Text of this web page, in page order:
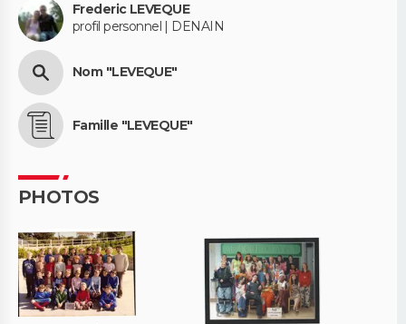
Frederic LEVEQUE
profil personnel | DENAIN
Nom "LEVEQUE"
Famille "LEVEQUE"
PHOTOS